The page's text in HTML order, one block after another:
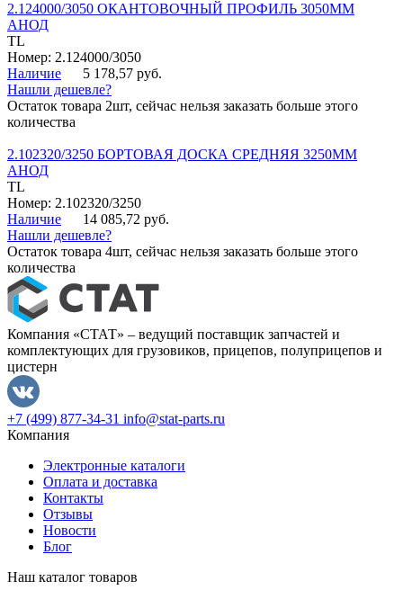
2.124000/3050 ОКАНТОВОЧНЫЙ ПРОФИЛЬ 3050ММ
АНОД
TL
Номер: 2.124000/3050
Наличие
5 178,57 руб.
Нашли дешевле?
Остаток товара 2шт, сейчас нельзя заказать больше этого
количества
2.102320/3250 БОРТОВАЯ ДОСКА СРЕДНЯЯ 3250ММ
АНОД
TL
Номер: 2.102320/3250
Наличие
14 085,72 руб.
Нашли дешевле?
Остаток товара 4шт, сейчас нельзя заказать больше этого
количества
Компания «СТАТ» – ведущий поставщик запчастей и
комплектующих для грузовиков, прицепов, полуприцепов и
цистерн
+7 (499) 877-34-31 info@stat-parts.ru
Компания
Электронные каталоги
Оплата и доставка
Контакты
Отзывы
Новости
Блог
Наш каталог товаров